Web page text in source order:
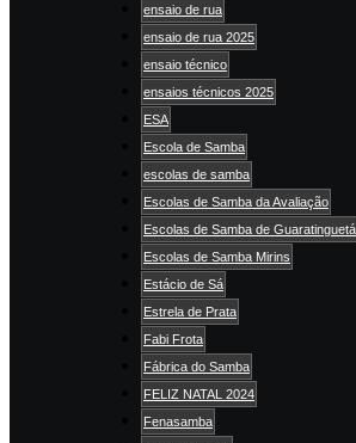
ensaio de rua
ensaio de rua 2025
ensaio técnico
ensaios técnicos 2025
ESA
Escola de Samba
escolas de samba
Escolas de Samba da Avaliação
Escolas de Samba de Guaratinguetá
Escolas de Samba Mirins
Estácio de Sá
Estrela de Prata
Fabi Frota
Fábrica do Samba
FELIZ NATAL 2024
Fenasamba